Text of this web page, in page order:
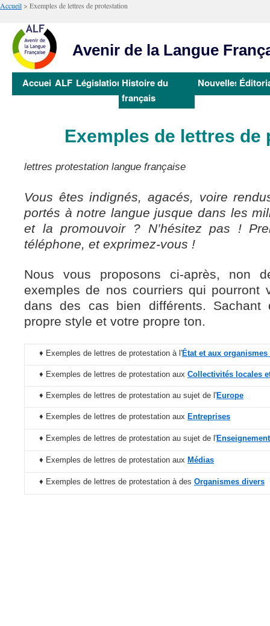
Accueil> Exemples de lettres de protestation
Avenir de la Langue
Aller
au
Accueil ALF Législation Histoire du
français
Nouvelles
Exemples de lettres de
lettres protestation langue française
Vous êtes indignés, agacés, voire
portés à notre langue jusque dans les
et la promouvoir ? N’hésitez pas !
téléphone, et exprimez-vous !
Nous vous proposons ci-après, non
exemples de nos courriers qui pourront
dans des cas bien différents.
propre style et votre propre ton.
♦ Exemples de lettres de protestation à l'État et aux
♦ Exemples de lettres de protestation aux Collectivités locales
♦ Exemples de lettres de protestation au sujet de l'Europe
♦ Exemples de lettres de protestation aux Entreprises
♦ Exemples de lettres de protestation au sujet de l'Enseignement
♦ Exemples de lettres de protestation aux Médias
♦ Exemples de lettres de protestation à des Organismes divers